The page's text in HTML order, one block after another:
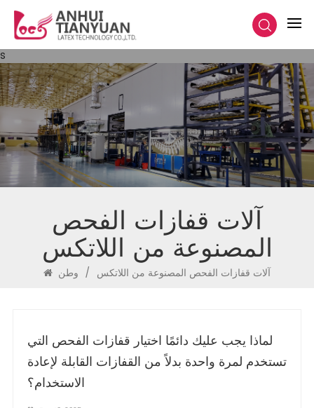
s
آلات قفازات الفحص
المصنوعة من اللاتكس
وطن / آلات قفازات الفحص المصنوعة من اللاتكس
لماذا يجب عليك دائمًا اختيار قفازات الفحص التي
تستخدم لمرة واحدة بدلاً من القفازات القابلة لإعادة
الاستخدام؟